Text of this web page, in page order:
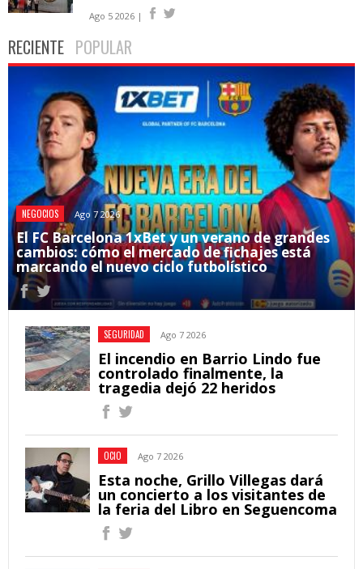
Ago 5 2026 |
RECIENTE POPULAR
NEGOCIOS Ago 7 2026
El FC Barcelona 1xBet y un verano de grandes
cambios: cómo el mercado de fichajes está
marcando el nuevo ciclo futbolístico
SEGURIDAD Ago 7 2026
El incendio en Barrio Lindo fue
controlado finalmente, la
tragedia dejó 22 heridos
OCIO Ago 7 2026
Esta noche, Grillo Villegas dará
un concierto a los visitantes de
la feria del Libro en Seguencoma